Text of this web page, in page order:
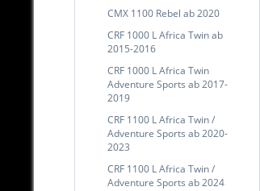
CMX 1100 Rebel ab 2020
CRF 1000 L Africa Twin ab
2015-2016
CRF 1000 L Africa Twin
Adventure Sports ab 2017-
2019
CRF 1100 L Africa Twin /
Adventure Sports ab 2020-
2023
CRF 1100 L Africa Twin /
Adventure Sports ab 2024